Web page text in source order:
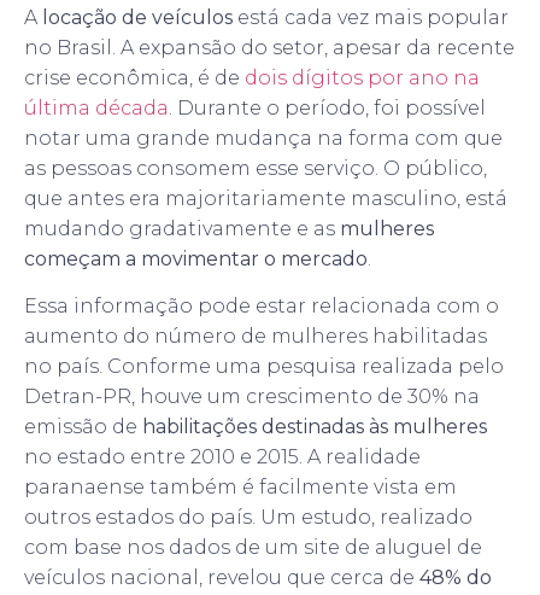
A locação de veículos está cada vez mais popular
no Brasil. A expansão do setor, apesar da recente
crise econômica, é de dois dígitos por ano na
última década . Durante o período, foi possível
notar uma grande mudança na forma com que
as pessoas consomem esse serviço. O público,
que antes era majoritariamente masculino, está
mudando gradativamente e as mulheres
começam a movimentar o mercado
Essa informação pode estar relacionada com o
aumento do número de mulheres habilitadas
no país. Conforme uma pesquisa realizada pelo
Detran-PR, houve um crescimento de 30% na
emissão de habilitações destinadas às mulheres
no estado entre 2010 e 2015. A realidade
paranaense também é facilmente vista em
outros estados do país. Um estudo, realizado
com base nos dados de um site de aluguel de
veículos nacional, revelou que cerca de 48% do